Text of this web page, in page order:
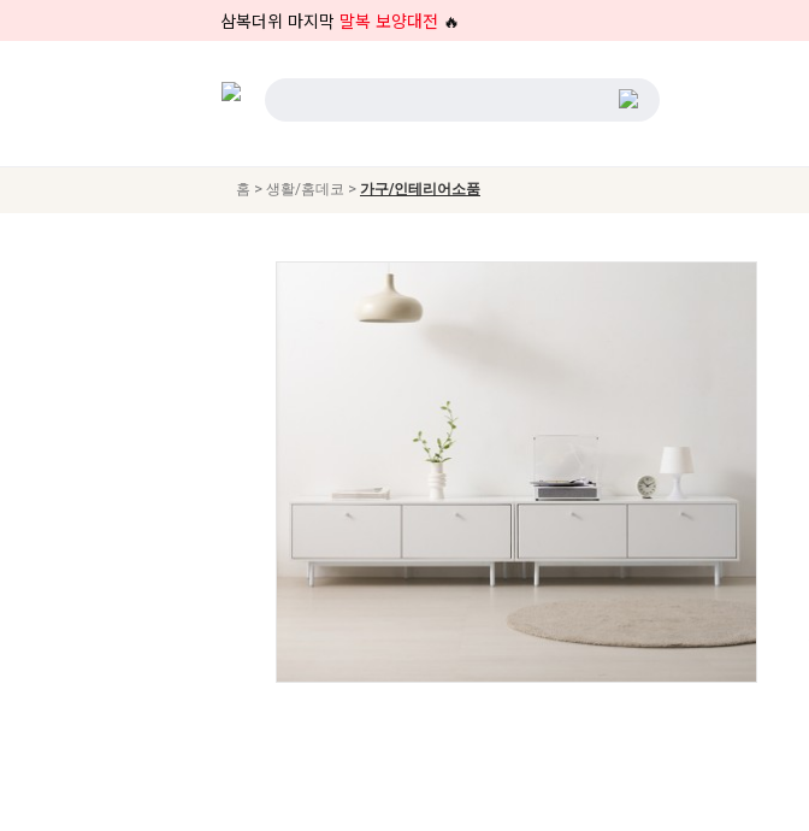
삼복더위 마지막 말복 보양대전 🔥
홈 > 생활/홈데코 > 가구/인테리어소품